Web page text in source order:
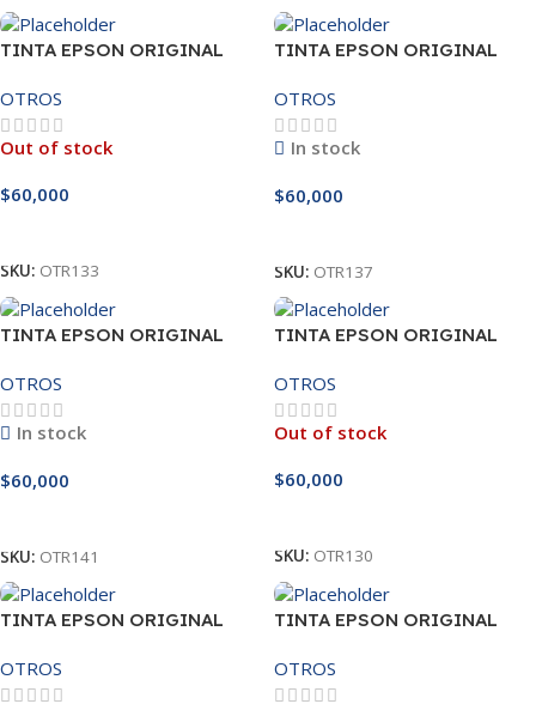
TINTA EPSON ORIGINAL
OTROS
Out of stock
$60,000
SKU: OTR133
TINTA EPSON ORIGINAL
OTROS
In stock
$60,000
SKU: OTR137
TINTA EPSON ORIGINAL
OTROS
In stock
$60,000
SKU: OTR141
TINTA EPSON ORIGINAL
OTROS
Out of stock
$60,000
SKU: OTR130
TINTA EPSON ORIGINAL
OTROS
TINTA EPSON ORIGINAL
OTROS